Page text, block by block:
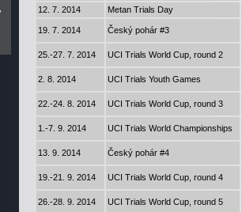
12. 7. 2014 Metan Trials Day
19. 7. 2014 Český pohár #3
25.-27. 7. 2014 UCI Trials World Cup, round 2
2. 8. 2014 UCI Trials Youth Games
22.-24. 8. 2014 UCI Trials World Cup, round 3
1.-7. 9. 2014 UCI Trials World Championships
13. 9. 2014 Český pohár #4
19.-21. 9. 2014 UCI Trials World Cup, round 4
26.-28. 9. 2014 UCI Trials World Cup, round 5